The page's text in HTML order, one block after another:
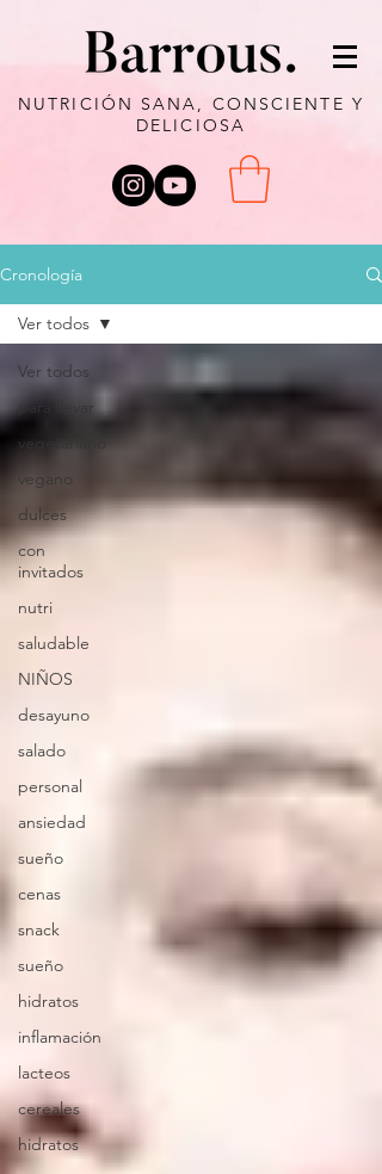
NUTRICIÓN SANA, CONSCIENTE Y
DELICIOSA
Cronología
Ver todos
para llevar
vegetariano
vegano
dulces
con
invitados
nutri
saludable
NIÑOS
desayuno
salado
personal
ansiedad
sueño
cenas
snack
sueño
hidratos
inflamación
lacteos
cereales
hidratos
Ver todos